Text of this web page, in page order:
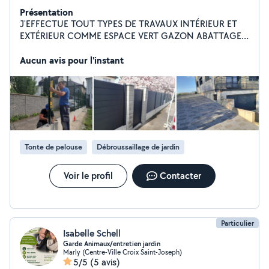
Présentation
J'EFFECTUE TOUT TYPES DE TRAVAUX INTÉRIEUR ET
EXTÉRIEUR COMME ESPACE VERT GAZON ABATTAGE
Aucun avis pour l'instant
Tonte de pelouse Débroussaillage de jardin
Voir le profil Contacter
Particulier
Isabelle Schell
Garde Animaux/entretien jardin
Marly (Centre-Ville Croix Saint-Joseph)
5/5 (5 avis)